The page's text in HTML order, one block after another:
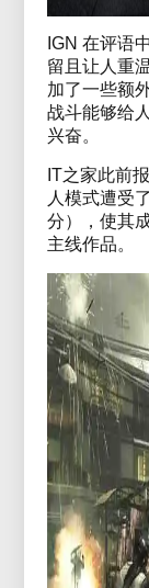
IGN 在评语
留且让人重
加了一些额
战斗能够给
兴奋。
IT之家此前
人模式遭受
分），使其
主线作品。